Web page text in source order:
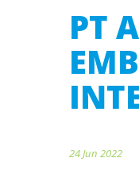
PT
24 Jun 2022